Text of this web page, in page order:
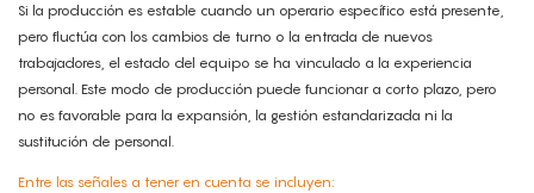
Si la producción es estable cuando un operario específico está presente,
pero fluctúa con los cambios de turno o la entrada de nuevos
trabajadores, el estado del equipo se ha vinculado a la experiencia
personal. Este modo de producción puede funcionar a corto plazo, pero
no es favorable para la expansión, la gestión estandarizada ni la
sustitución de personal.
Entre las señales a tener en cuenta se incluyen: